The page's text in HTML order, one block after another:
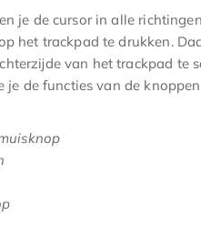
je de cursor in alle
het trackpad te drukken.
van het trackpad te
je de functies van de